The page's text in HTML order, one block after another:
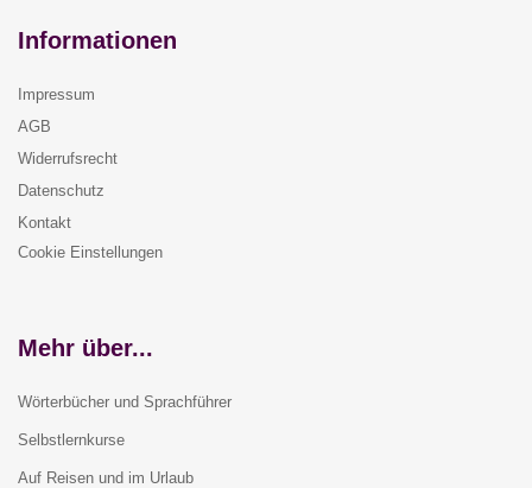
Informationen
Impressum
AGB
Widerrufsrecht
Datenschutz
Kontakt
Cookie Einstellungen
Mehr über...
Wörterbücher und Sprachführer
Selbstlernkurse
Auf Reisen und im Urlaub